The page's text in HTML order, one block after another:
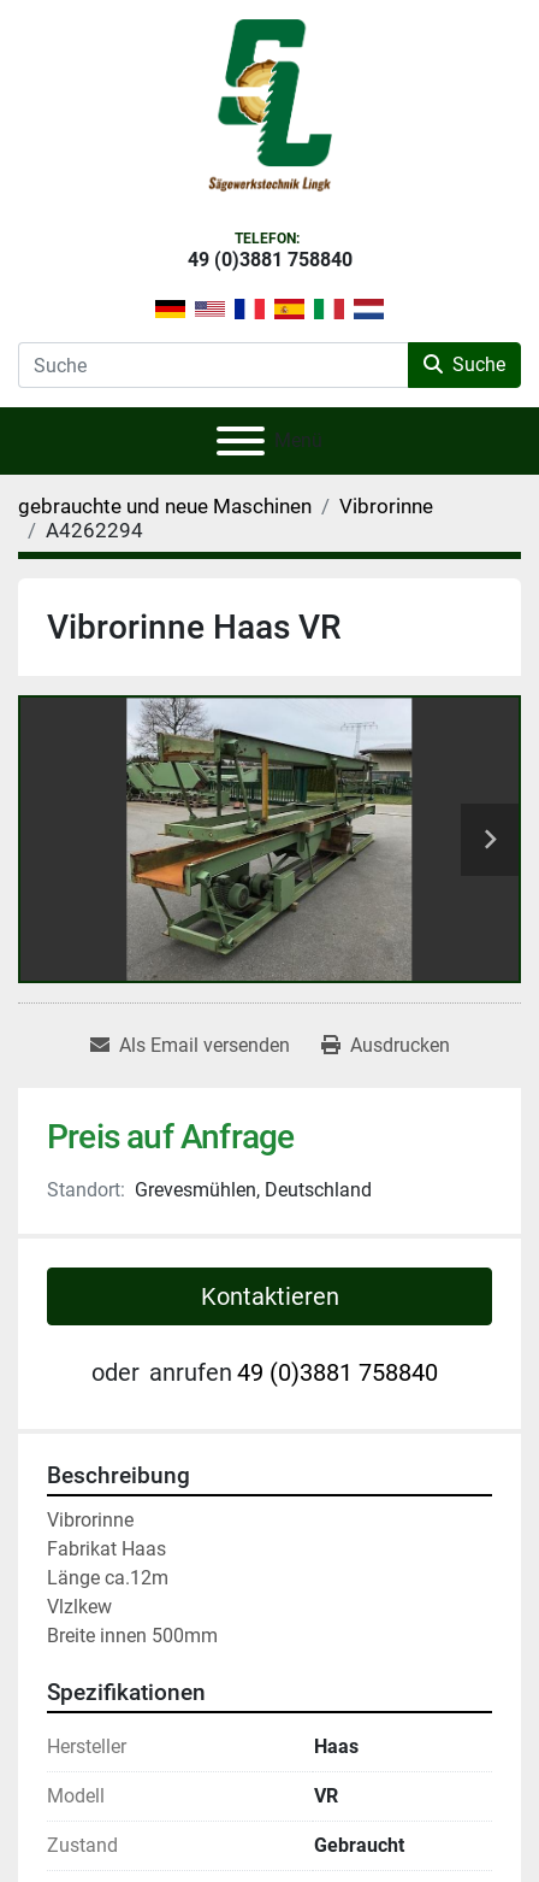
TELEFON:
49 (0)3881 758840
Suche
Menü
gebrauchte und neue Maschinen
Vibrorinne
A4262294
Vibrorinne Haas VR
Als Email versenden Ausdrucken
Preis auf Anfrage
Standort: Grevesmühlen, Deutschland
Kontaktieren
oder anrufen 49 (0)3881 758840
Beschreibung
Vibrorinne
Fabrikat Haas
Länge ca.12m
Vlzlkew
Breite innen 500mm
Spezifikationen
Hersteller Haas
Modell VR
Zustand Gebraucht